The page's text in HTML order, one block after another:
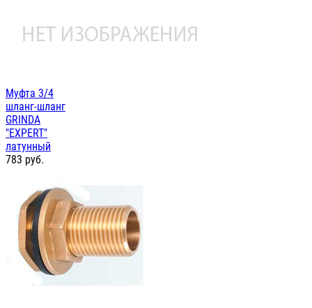
Муфта 3/4
шланг-шланг
GRINDA
"EXPERT"
латунный
783 руб.